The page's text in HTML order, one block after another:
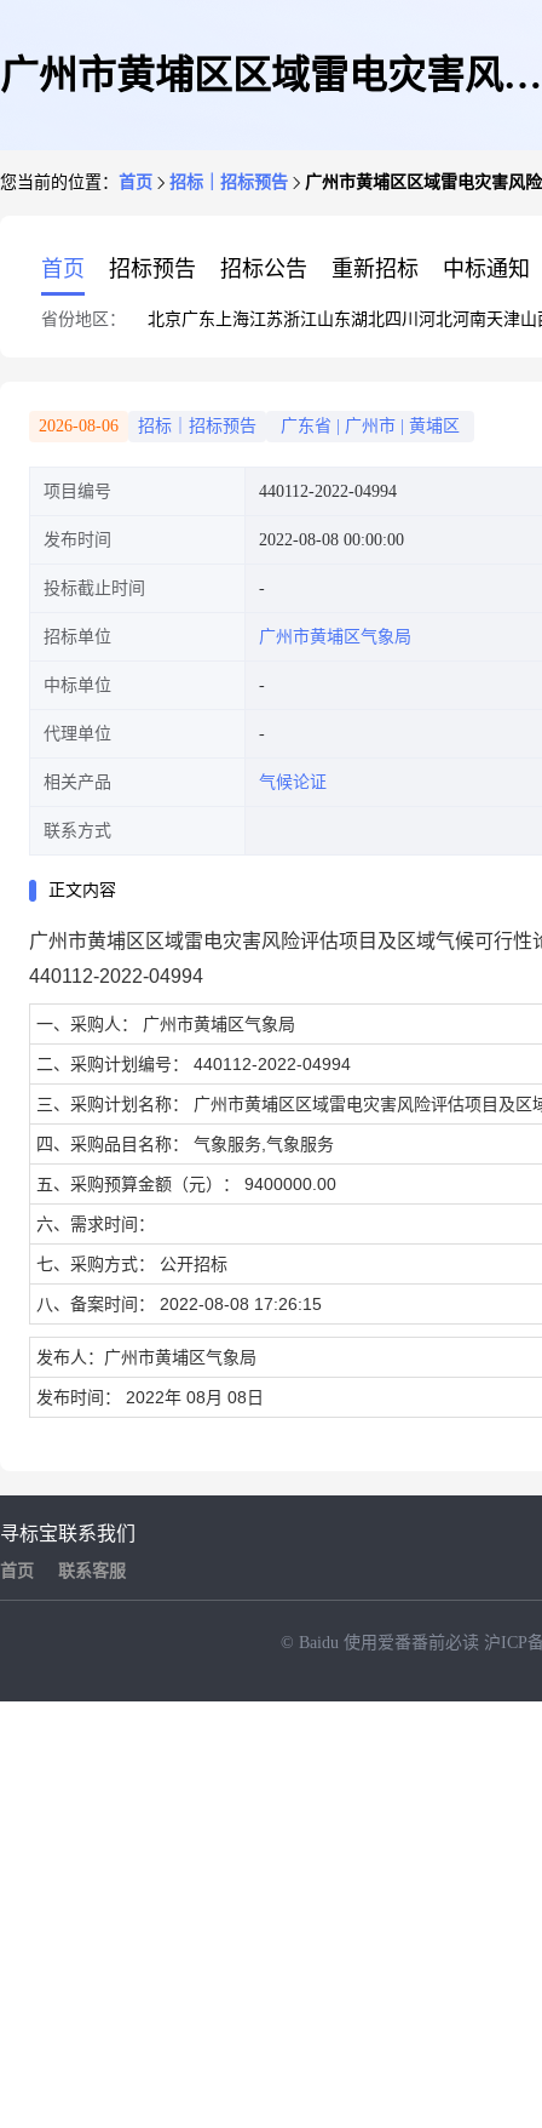
广州市黄埔区区域雷电灾害风险
您当前的位置： 首页 招标｜招标预告 广州市黄埔区区域雷电灾害风
首页 招标预告 招标公告 重新招标 中标通知
省份地区： 北京广东 上海江苏浙江山东湖北四川 河北河南天津山
2026-08-06 招标｜招标预告 广东省 广州市 黄埔区
项目编号 440112-2022-04994
发布时间 2022-08-08 00:00:00
投标截止时间
招标单位 广州市黄埔区气象局
中标单位
代理单位
相关产品 气候论证
联系方式
正文内容
广州市黄埔区区域雷电灾害风险评估项目及区域气候可行性
440112-2022-04994
一、采购人： 广州市黄埔区气象局
二、采购计划编号： 440112-2022-04994
三、采购计划名称： 广州市黄埔区区域雷电灾害风险评估项目及区
四、采购品目名称： 气象服务,气象服务
五、采购预算金额（元）： 9400000.00
六、需求时间：
七、采购方式： 公开招标
八、备案时间： 2022-08-08 17:26:15
发布人：广州市黄埔区气象局
发布时间： 2022年 08月 08日
寻标宝
首页
联系我们
联系客服
© Baidu 使用爱番番前必读 沪ICP